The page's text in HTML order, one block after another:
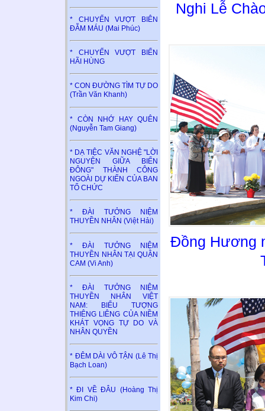
* CHUYẾN VƯỢT BIÊN
ĐẪM MÁU (Mai Phúc)
* CHUYẾN VƯỢT BIỂN
HÃI HÙNG
* CON ĐƯỜNG TÌM TỰ DO
(Trần Văn Khanh)
* CÒN NHỚ HAY QUÊN
(Nguyễn Tam Giang)
* DẠ TIỆC VĂN NGHỆ "LỜI
NGUYỆN GIỮA BIỂN
ĐÔNG" THÀNH CÔNG
NGOÀI DỰ KIẾN CỦA BAN
TỔ CHỨC
* ĐÀI TƯỞNG NIỆM
THUYỀN NHÂN (Việt Hải)
* ĐÀI TƯỞNG NIỆM
THUYỀN NHÂN TẠI QUẬN
CAM (Vi Anh)
* ĐÀI TƯỞNG NIỆM
THUYỀN NHÂN VIỆT
NAM: BIỂU TƯỢNG
THIÊNG LIÊNG CỦA NIỀM
KHÁT VỌNG TỰ DO VÀ
NHÂN QUYỀN
* ĐÊM DÀI VÔ TẬN (Lê Thị
Bạch Loan)
* ĐI VỀ ĐÂU (Hoàng Thị
Kim Chi)
Nghi Lễ
Đồng Hương